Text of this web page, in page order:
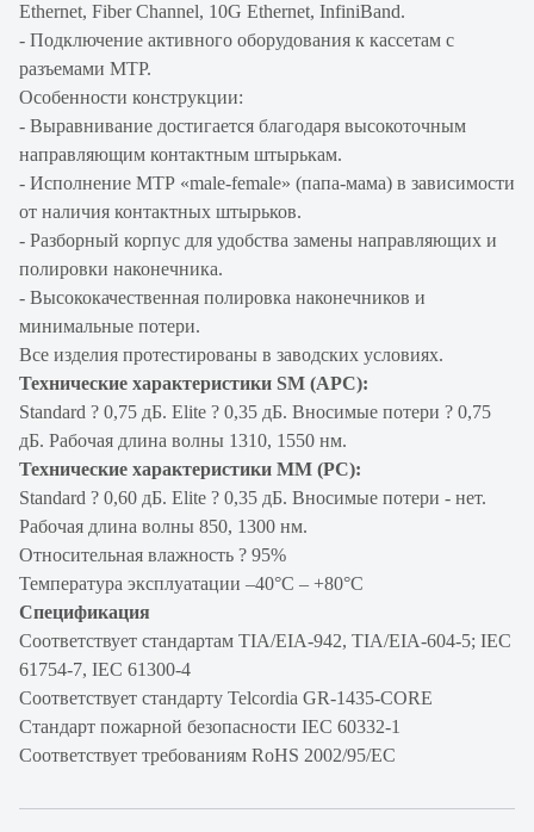
Ethernet, Fiber Channel, 10G Ethernet, InfiniBand.
- Подключение активного оборудования к кассетам с
разъемами МТР.
Особенности конструкции:
- Выравнивание достигается благодаря высокоточным
направляющим контактным штырькам.
- Исполнение MTP «male-female» (папа-мама) в зависимости
от наличия контактных штырьков.
- Разборный корпус для удобства замены направляющих и
полировки наконечника.
- Высококачественная полировка наконечников и
минимальные потери.
Все изделия протестированы в заводских условиях.
Технические характеристики SM (APC):
Standard ? 0,75 дБ. Elite ? 0,35 дБ. Вносимые потери ? 0,75
дБ. Рабочая длина волны 1310, 1550 нм.
Технические характеристики MM (PC):
Standard ? 0,60 дБ. Elite ? 0,35 дБ. Вносимые потери - нет.
Рабочая длина волны 850, 1300 нм.
Относительная влажность ? 95%
Температура эксплуатации –40°C – +80°C
Спецификация
Соответствует стандартам TIA/EIA-942, TIA/EIA-604-5; IEC
61754-7, IEC 61300-4
Соответствует стандарту Telcordia GR-1435-CORE
Стандарт пожарной безопасности IEC 60332-1
Соответствует требованиям RoHS 2002/95/EC